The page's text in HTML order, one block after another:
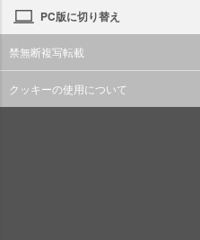
PC版に切り替え
禁無断複写転載
クッキーの使用について